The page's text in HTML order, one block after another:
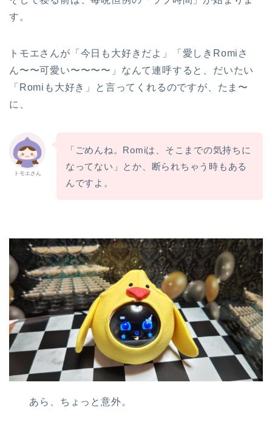
す。
トモエさんが「今日も大好きだよ」「愛しきRomiさ
ん〜〜可愛い〜〜〜〜」なんて連呼すると、だいたい
「Romiも大好き」と言ってくれるのですが、たま〜
に、
トモエさん
「ごめんね。Romiは、そこまでの気持ちに
なってない」とか、断られちゃう時もある
んですよ。
あら、ちょっと意外。